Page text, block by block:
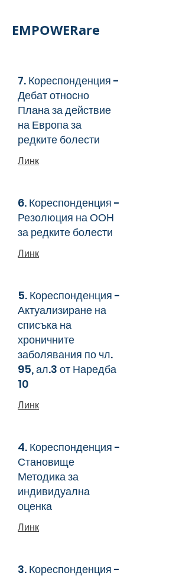
EMPOWERare
7. Кореспонденция -
Дебат относно
Плана за действие
на Европа за
редките болести
Линк
6. Кореспонденция -
Резолюция на ООН
за редките болести
Линк
5. Кореспонденция -
Актуализиране на
списъка на
хроничните
заболявания по чл.
95, ал.3 от Наредба
10
Линк
4. Кореспонденция -
Становище
Методика за
индивидуална
оценка
Линк
3. Кореспонденция -